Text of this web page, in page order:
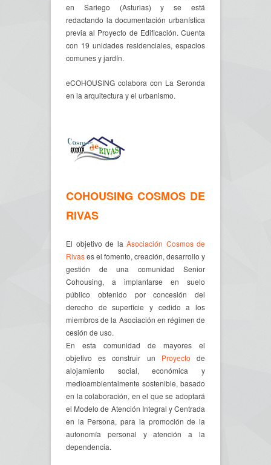
en Sariego (Asturias) y se está
redactando la documentación urbanística
previa al Proyecto de Edificación. Cuenta
con 19 unidades residenciales, espacios
comunes y jardín.
eCOHOUSING colabora con La Seronda
en la arquitectura y el urbanismo.
COHOUSING COSMOS DE
RIVAS
El objetivo de la Asociación Cosmos de
Rivases el fomento, creación, desarrollo y
gestión de una comunidad Senior
Cohousing, a implantarse en suelo
público obtenido por concesión del
derecho de superficie y cedido a los
miembros de la Asociación en régimen de
cesión de uso.
En esta comunidad de mayores el
objetivo es construir un Proyecto de
alojamiento social, económica y
medioambientalmente sostenible, basado
en la colaboración, en el que se adoptará
el Modelo de Atención Integral y Centrada
en la Persona, para la promoción de la
autonomía personal y atención a la
dependencia.